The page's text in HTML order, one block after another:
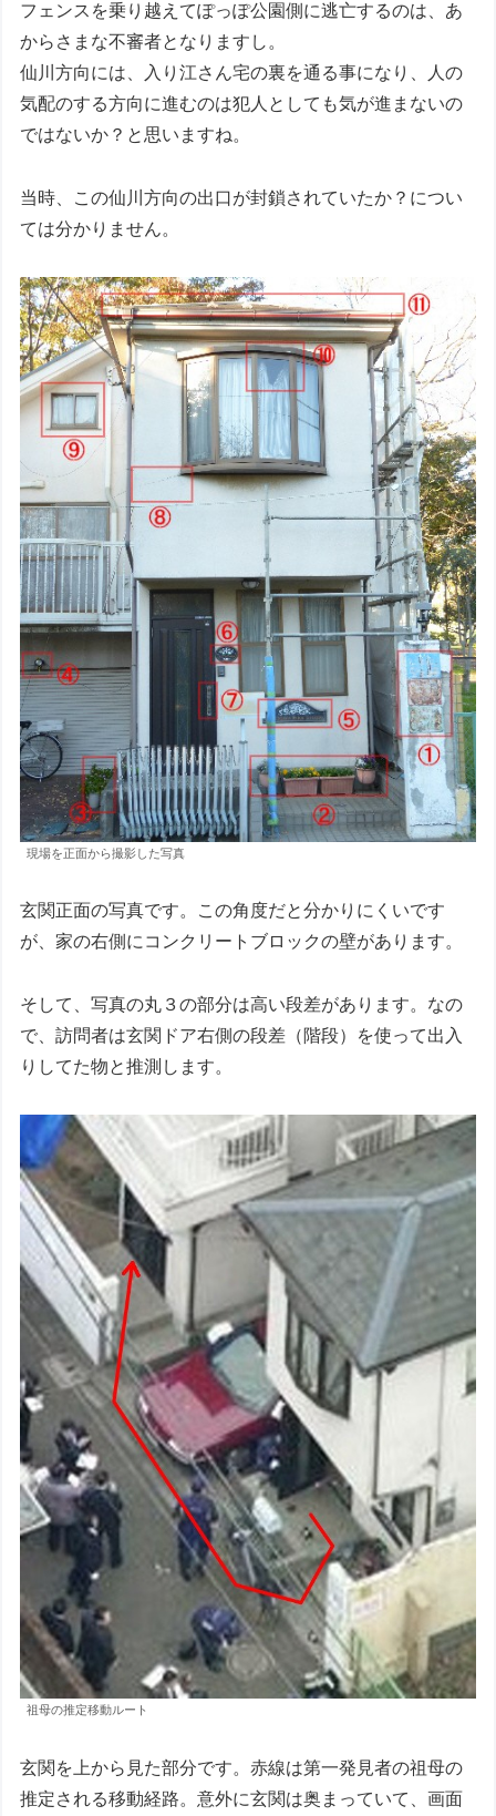
フェンスを乗り越えてぽっぽ公園側に逃亡するのは、あ
からさまな不審者となりますし。
仙川方向には、入り江さん宅の裏を通る事になり、人の
気配のする方向に進むのは犯人としても気が進まないの
ではないか？と思いますね。
当時、この仙川方向の出口が封鎖されていたか？につい
ては分かりません。
現場を正面から撮影した写真
玄関正面の写真です。この角度だと分かりにくいです
が、家の右側にコンクリートブロックの壁があります。
そして、写真の丸３の部分は高い段差があります。なの
で、訪問者は玄関ドア右側の段差（階段）を使って出入
りしてた物と推測します。
祖母の推定移動ルート
玄関を上から見た部分です。赤線は第一発見者の祖母の
推定される移動経路。意外に玄関は奥まっていて、画面